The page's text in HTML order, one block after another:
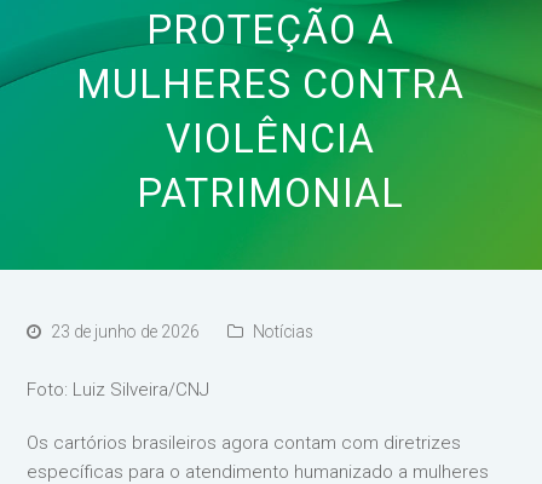
PROTEÇÃO A
MULHERES CONTRA
VIOLÊNCIA
PATRIMONIAL
23 de junho de 2026 Notícias
Foto: Luiz Silveira/CNJ
Os cartórios brasileiros agora contam com diretrizes
específicas para o atendimento humanizado a mulheres